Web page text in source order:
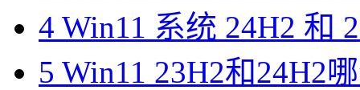
4 Win11 系统 24H2 和
5 Win11 23H2和24H2